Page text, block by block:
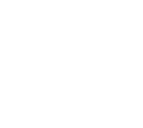
Aksu Blv No:31/A